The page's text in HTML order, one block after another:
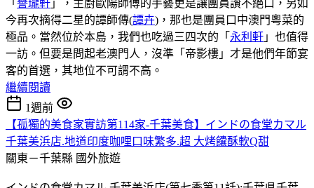
「 譽瓏軒 」，主廚歐陽師傅的手藝更是讓團員讚不絕口，另如
今再次摘得二星的譚師傳(譚卉)，那也是團員口中澳門粵菜的
極品。當然位於本島，我們也吃過三四次的「 永利軒 」也值得
一訪。但要是問起老澳門人，沒準「帝影樓」才是他們年節宴
客的首選，其地位不可謂不高。
繼續閱讀
1週前
【孤獨的美食家實訪第114家-千葉美食】インドの食堂カマル
千葉美浜店.地道印度咖哩口味繁多.超 大烤饢酥軟Q甜
關東－千葉縣 國外旅遊